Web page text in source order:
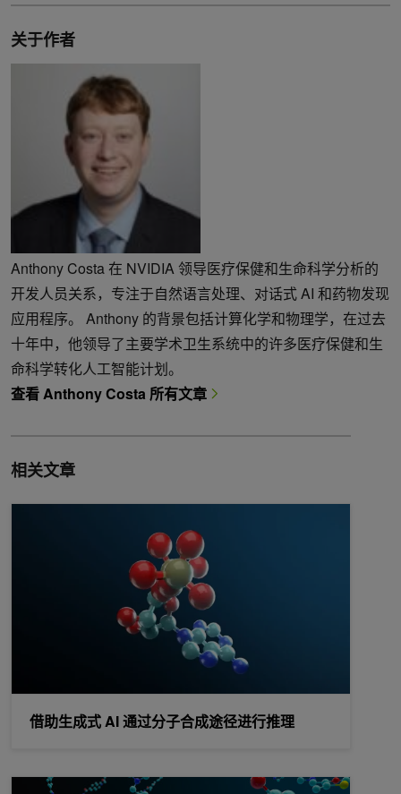
关于作者
Anthony Costa 在 NVIDIA 领导医疗保健和生命科学分析的
开发人员关系，专注于自然语言处理、对话式 AI 和药物发现
应用程序。 Anthony 的背景包括计算化学和物理学，在过去
十年中，他领导了主要学术卫生系统中的许多医疗保健和生
命科学转化人工智能计划。
查看 Anthony Costa 所有文章
相关文章
借助生成式 AI 通过分子合成途径进行推理
评估 GenMol 作为用于分子生成的通用基础模型